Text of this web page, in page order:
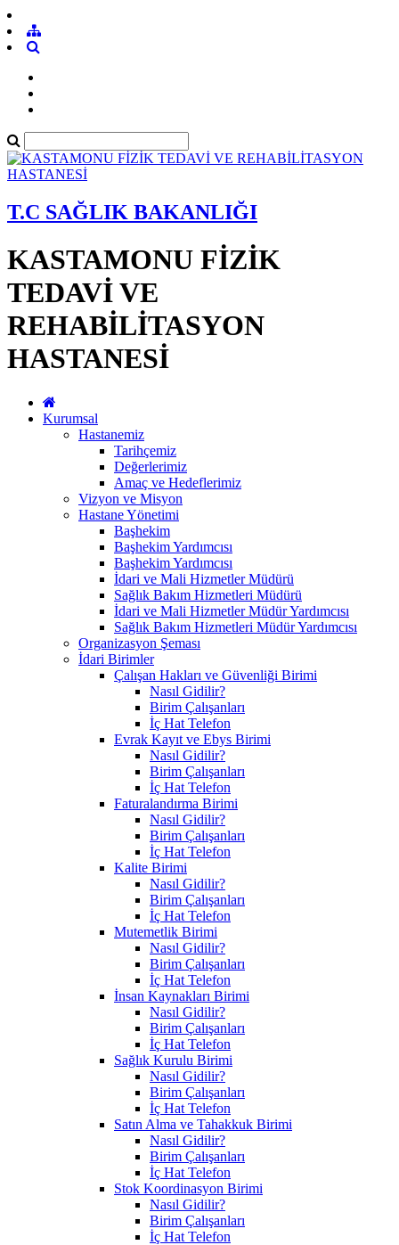
T.C SAĞLIK BAKANLIĞI
KASTAMONU FİZİK
TEDAVİ VE
REHABİLİTASYON
HASTANESİ
Kurumsal
Hastanemiz
Tarihçemiz
Değerlerimiz
Amaç ve Hedeflerimiz
Vizyon ve Misyon
Hastane Yönetimi
Başhekim
Başhekim Yardımcısı
Başhekim Yardımcısı
İdari ve Mali Hizmetler Müdürü
Sağlık Bakım Hizmetleri Müdürü
İdari ve Mali Hizmetler Müdür Yardımcısı
Sağlık Bakım Hizmetleri Müdür Yardımcısı
Organizasyon Şeması
İdari Birimler
Çalışan Hakları ve Güvenliği Birimi
Nasıl Gidilir?
Birim Çalışanları
İç Hat Telefon
Evrak Kayıt ve Ebys Birimi
Nasıl Gidilir?
Birim Çalışanları
İç Hat Telefon
Faturalandırma Birimi
Nasıl Gidilir?
Birim Çalışanları
İç Hat Telefon
Kalite Birimi
Nasıl Gidilir?
Birim Çalışanları
İç Hat Telefon
Mutemetlik Birimi
Nasıl Gidilir?
Birim Çalışanları
İç Hat Telefon
İnsan Kaynakları Birimi
Nasıl Gidilir?
Birim Çalışanları
İç Hat Telefon
Sağlık Kurulu Birimi
Nasıl Gidilir?
Birim Çalışanları
İç Hat Telefon
Satın Alma ve Tahakkuk Birimi
Nasıl Gidilir?
Birim Çalışanları
İç Hat Telefon
Stok Koordinasyon Birimi
Nasıl Gidilir?
Birim Çalışanları
İç Hat Telefon